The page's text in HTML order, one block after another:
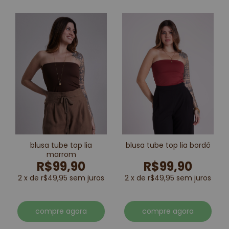
blusa tube top lia
marrom
R$99,90
2 x de r$49,95 sem juros
compre agora
blusa tube top lia bordô
R$99,90
2 x de r$49,95 sem juros
compre agora